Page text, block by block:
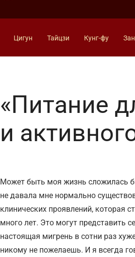
Цигун Тайцзи Кунг-фу
«Питание
и
Может быть моя жизнь сложилась
не давала мне нормально
клинических проявлений, которая
много лет. Это могут представить
настоящая мигрень в сотни раз
никому не пожелаешь. И я всегда